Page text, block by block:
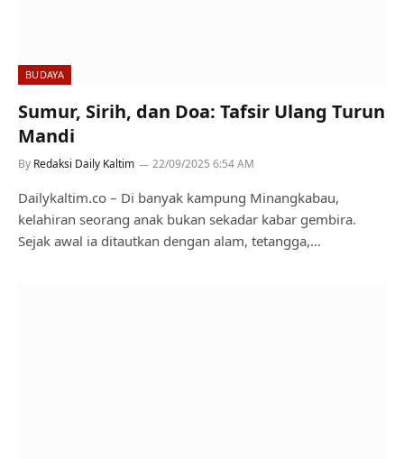
BUDAYA
Sumur, Sirih, dan Doa: Tafsir Ulang Turun
Mandi
By Redaksi Daily Kaltim 22/09/2025 6:54 AM
Dailykaltim.co – Di banyak kampung Minangkabau,
kelahiran seorang anak bukan sekadar kabar gembira.
Sejak awal ia ditautkan dengan alam, tetangga,…